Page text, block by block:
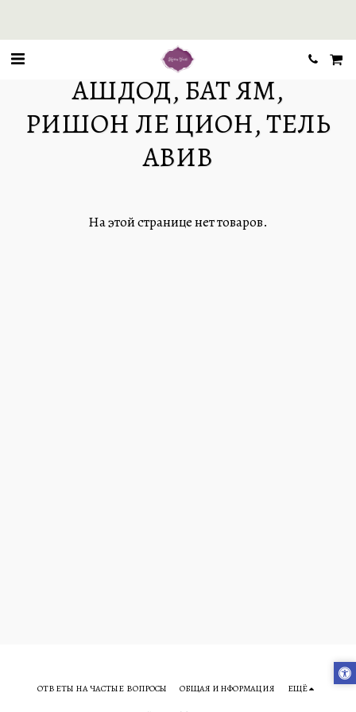
АШДОД, БАТ ЯМ,
РИШОН ЛЕ ЦИОН, ТЕЛЬ
АВИВ
На этой странице нет товаров.
ОТВЕТЫ НА ЧАСТЫЕ ВОПРОСЫ ОБЩАЯ ИНФОРМАЦИЯ ЕЩЁ